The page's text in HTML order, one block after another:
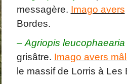
messagère. Imago avers
Bordes.
– Agriopis leucophaearia
grisâtre. Imago avers
le massif de Lorris à Les